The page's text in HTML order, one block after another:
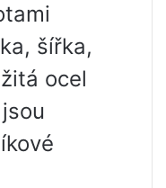
šířka,
ocel